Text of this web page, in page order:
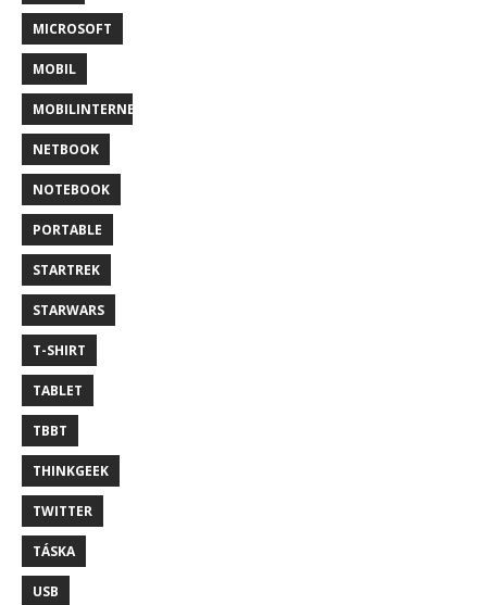
MICROSOFT
MOBIL
MOBILINTERNET
NETBOOK
NOTEBOOK
PORTABLE
STARTREK
STARWARS
T-SHIRT
TABLET
TBBT
THINKGEEK
TWITTER
TÁSKA
USB